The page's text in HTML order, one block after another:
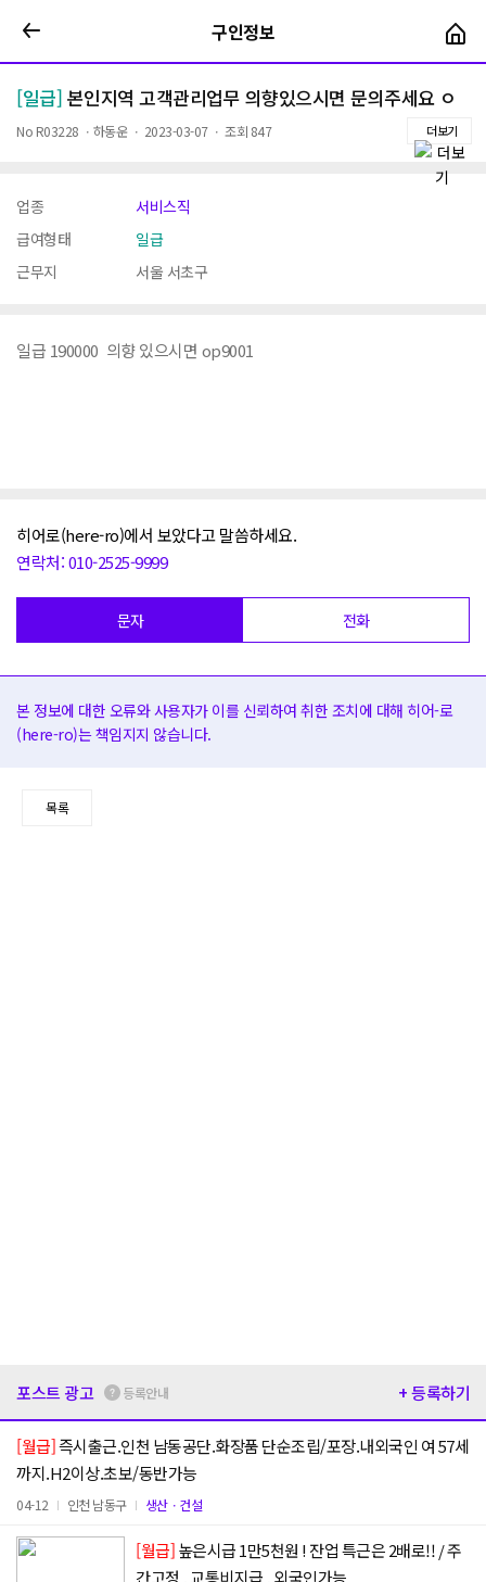
구인정보
[일급] 본인지역 고객관리업무 의향있으시면 문의주세요 ㅇ
No R03228 ㆍ 하동운ㆍ 2023-03-07 ㆍ 조회 847 더보기
업종
서비스직
급여형태
일급
근무지
서울 서초구
일급 190000 의향 있으시면 op9001
히어로(here-ro)에서 보았다고 말씀하세요.
연락처: 010-2525-9999
문자 전화
본 정보에 대한 오류와 사용자가 이를 신뢰하여 취한 조치에 대해 히어-로
(here-ro)는 책임지지 않습니다.
목록
구인정보
포스트 광고 등록안내 + 등록하기
[월급]
까지.H2이상.초보/동반가능
04-12 인천 남동구 생산ㆍ건설
[월급]
간고정 , 교통비지급 , 외국인가능